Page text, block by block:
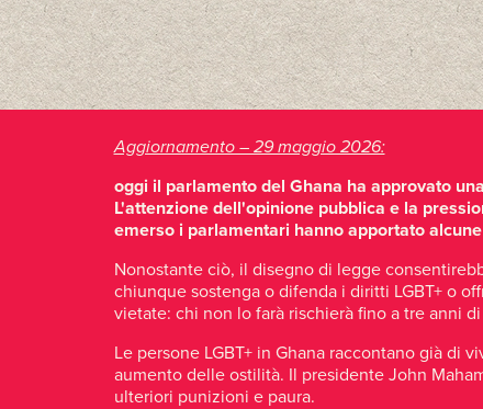
Aggiornamento – 29 maggio 2026:
oggi il parlamento del Ghana ha approvato
L'attenzione dell'opinione pubblica e la
emerso i parlamentari hanno apportato
Nonostante ciò, il disegno di legge
chiunque sostenga o difenda i diritti LGBT+ o
vietate: chi non lo farà rischierà fino a tre anni
Le persone LGBT+ in Ghana raccontano già di
aumento delle ostilità. Il presidente John
ulteriori punizioni e paura.